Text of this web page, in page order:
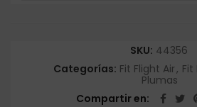
SKU: 44356
Categorías: Fit Flight Air,
Plumas
Compartir en